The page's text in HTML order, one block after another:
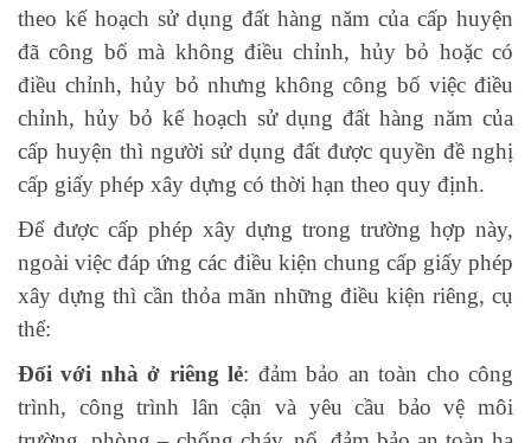
theo kế hoạch sử dụng đất hàng năm của cấp huyện
đã công bố mà không điều chỉnh, hủy bỏ hoặc có
điều chỉnh, hủy bỏ nhưng không công bố việc điều
chỉnh, hủy bỏ kế hoạch sử dụng đất hàng năm của
cấp huyện thì người sử dụng đất được quyền đề nghị
cấp giấy phép xây dựng có thời hạn theo quy định.
Để được cấp phép xây dựng trong trường hợp này,
ngoài việc đáp ứng các điều kiện chung cấp giấy phép
xây dựng thì cần thỏa mãn những điều kiện riêng, cụ
thể:
Đối với nhà ở riêng lẻ: đảm bảo an toàn cho công
trình, công trình lân cận và yêu cầu bảo vệ môi